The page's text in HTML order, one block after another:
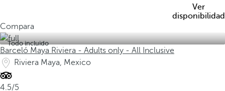
Ver
disponibilidad
Compara
Todo incluido
Barceló Maya Riviera - Adults only - All Inclusive
Riviera Maya, Mexico
4.5/5